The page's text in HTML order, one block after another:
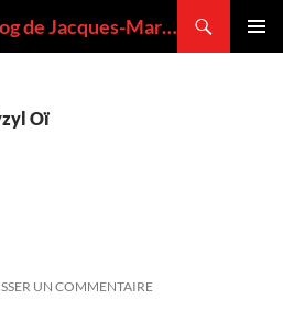
VOLCANMANIA : le blog de Jacques-Marie BARDINTZEFF, volcanologue
Oï
UN COMMENTAIRE